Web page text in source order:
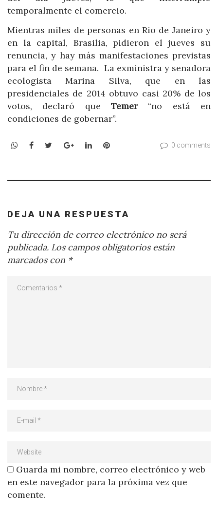
temporalmente el comercio.
Mientras miles de personas en Rio de Janeiro y
en la capital, Brasilia, pidieron el jueves su
renuncia, y hay más manifestaciones previstas
para el fin de semana. La exministra y senadora
ecologista Marina Silva, que en las
presidenciales de 2014 obtuvo casi 20% de los
votos, declaró que Temer“no está en
condiciones de gobernar”.
WhatsApp
Facebook
TwitterGoogle+LinkedInPinterest 0 comments
DEJA UNA RESPUESTA
Tu dirección de correo electrónico no será
publicada. Los campos obligatorios están
marcados con *
Guarda mi nombre, correo electrónico y web
en este navegador para la próxima vez que
comente.